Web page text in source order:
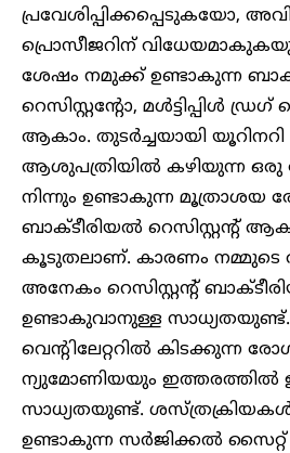
പ്രവേശിപ്പിക്കപ്പെടുകയോ,
പ്രൊസീജറിന്
ശേഷം നമുക്ക് ഉണ്ടാകുന്ന
റെസിസ്റ്റന്റോ, മൾട്ടിപ്പിൾ ഡ്രഗ്
ആകാം. തുടർച്ചയായി യൂറിനറി
ആശുപത്രിയിൽ കഴിയുന്ന ഒരു
നിന്നും ഉണ്ടാകുന്ന മൂത്രാശയ
ബാക്ടീരിയൽ റെസിസ്റ്റന്റ്
കൂടുതലാണ്. കാരണം നമ്മുടെ
അനേകം റെസിസ്റ്റന്റ്
ഉണ്ടാകുവാനുള്ള
വെന്റിലേറ്ററിൽ കിടക്കുന്ന
ന്യുമോണിയയും ഇത്തരത്തിൽ
സാധ്യതയുണ്ട്.
ഉണ്ടാകുന്ന സർജിക്കൽ